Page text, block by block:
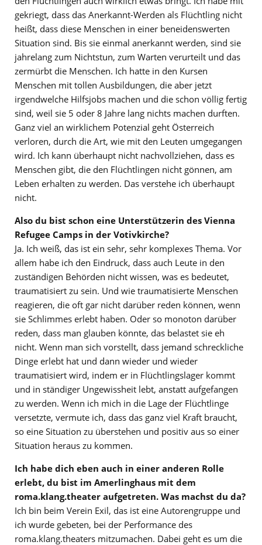
gekriegt, dass das Anerkannt-Werden als Flüchtling nicht
heißt, dass diese Menschen in einer beneidenswerten
Situation sind. Bis sie einmal anerkannt werden, sind sie
jahrelang zum Nichtstun, zum Warten verurteilt und das
zermürbt die Menschen. Ich hatte in den Kursen
Menschen mit tollen Ausbildungen, die aber jetzt
irgendwelche Hilfsjobs machen und die schon völlig fertig
sind, weil sie 5 oder 8 Jahre lang nichts machen durften.
Ganz viel an wirklichem Potenzial geht Österreich
verloren, durch die Art, wie mit den Leuten umgegangen
wird. Ich kann überhaupt nicht nachvollziehen, dass es
Menschen gibt, die den Flüchtlingen nicht gönnen, am
Leben erhalten zu werden. Das verstehe ich überhaupt
nicht.
Also du bist schon eine Unterstützerin des Vienna
Refugee Camps in der Votivkirche?
Ja. Ich weiß, das ist ein sehr, sehr komplexes Thema. Vor
allem habe ich den Eindruck, dass auch Leute in den
zuständigen Behörden nicht wissen, was es bedeutet,
traumatisiert zu sein. Und wie traumatisierte Menschen
reagieren, die oft gar nicht darüber reden können, wenn
sie Schlimmes erlebt haben. Oder so monoton darüber
reden, dass man glauben könnte, das belastet sie eh
nicht. Wenn man sich vorstellt, dass jemand schreckliche
Dinge erlebt hat und dann wieder und wieder
traumatisiert wird, indem er in Flüchtlingslager kommt
und in ständiger Ungewissheit lebt, anstatt aufgefangen
zu werden. Wenn ich mich in die Lage der Flüchtlinge
versetzte, vermute ich, dass das ganz viel Kraft braucht,
so eine Situation zu überstehen und positiv aus so einer
Situation heraus zu kommen.
Ich habe dich eben auch in einer anderen Rolle
erlebt, du bist im Amerlinghaus mit dem
roma.klang.theater aufgetreten. Was machst du da?
Ich bin beim Verein Exil, das ist eine Autorengruppe und
ich wurde gebeten, bei der Performance des
roma.klang.theaters mitzumachen. Dabei geht es um die